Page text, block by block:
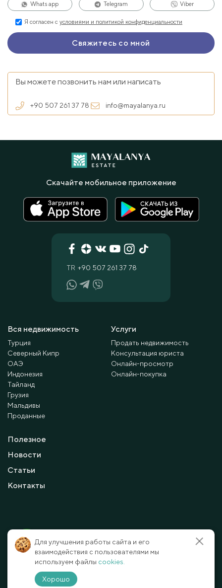
Whats app Telegram Viber
Я согласен с условиями и политикой конфиденциальности
Вы можете позвонить нам или написать
+90 507 261 37 78 info@mayalanya.ru
Вся недвижимость
Турция
Северный Кипр
ОАЭ
Индонезия
Тайланд
Грузия
Мальдивы
Проданные
Услуги
Продать недвижимость
Консультация юриста
Онлайн-просмотр
Онлайн-покупка
Полезное
Новости
Статьи
Контакты
TR +90 507 261 37 78
официальный сайт.
Все права защищены.
Скачайте мобильное приложение
Условия и политика конфиденциальности
Способы оплаты
Для улучшения работы сайта и его
взаимодействия с пользователями мы
используем файлы cookies.
Хорошо